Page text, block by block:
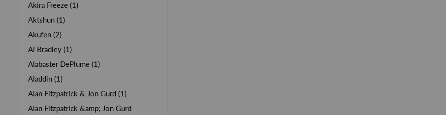
Akira Freeze (1)
Aktshun (1)
Akufen (2)
Al Bradley (1)
Alabaster DePlume (1)
Aladdin (1)
Alan Fitzpatrick & Jon Gurd (1)
Alan Fitzpatrick &amp; Jon Gurd